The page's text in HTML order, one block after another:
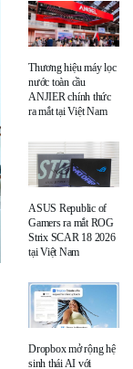
Thương hiệu máy lọc
nước toàn cầu
ANJIER chính thức
ra mắt tại Việt Nam
ASUS Republic of
Gamers ra mắt ROG
Strix SCAR 18 2026
tại Việt Nam
Dropbox mở rộng hệ
sinh thái AI với